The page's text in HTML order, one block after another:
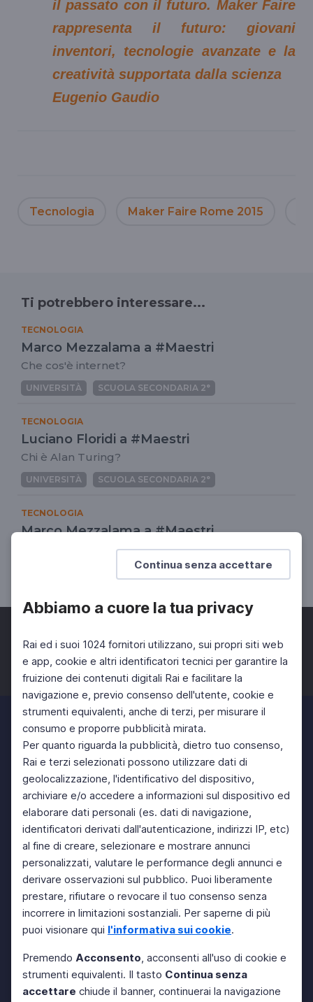
Continua senza accettare
Abbiamo a cuore la tua privacy
Rai ed i suoi 1024 fornitori utilizzano, sui propri siti web
e app, cookie e altri identificatori tecnici per garantire la
fruizione dei contenuti digitali Rai e facilitare la
navigazione e, previo consenso dell'utente, cookie e
strumenti equivalenti, anche di terzi, per misurare il
consumo e proporre pubblicità mirata.
Per quanto riguarda la pubblicità, dietro tuo consenso,
Rai e terzi selezionati possono utilizzare dati di
geolocalizzazione, l'identificativo del dispositivo,
archiviare e/o accedere a informazioni sul dispositivo ed
elaborare dati personali (es. dati di navigazione,
identificatori derivati dall'autenticazione, indirizzi IP, etc)
al fine di creare, selezionare e mostrare annunci
personalizzati, valutare le performance degli annunci e
derivare osservazioni sul pubblico. Puoi liberamente
prestare, rifiutare o revocare il tuo consenso senza
incorrere in limitazioni sostanziali. Per saperne di più
puoi visionare qui l'informativa sui cookie.
Premendo Acconsento, acconsenti all'uso di cookie e
strumenti equivalenti. Il tasto Continua senza
accettare chiude il banner, continuerai la navigazione
il passato con il futuro. Maker Faire
rappresenta il futuro: giovani
inventori, tecnologie avanzate e la
creatività supportata dalla scienza
Eugenio Gaudio
Tecnologia Maker Faire Rome 2015
Ti potrebbero interessare...
TECNOLOGIA
Marco Mezzalama a #Maestri
Che cos'è internet?
UNIVERSITÀ SCUOLA SECONDARIA 2°
TECNOLOGIA
Luciano Floridi a #Maestri
Chi è Alan Turing?
UNIVERSITÀ SCUOLA SECONDARIA 2°
TECNOLOGIA
Marco Mezzalama a #Maestri
Viaggio nel mondo dei chip
SCUOLA SECONDARIA 2°
Facebook Twitter Instagram